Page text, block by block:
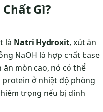
Gì?
là Natri Hydroxit, xút ăn
NaOH là hợp chất base
mòn cao, nó có thể
protein ở nhiệt độ phòng
trọng nếu bị dính